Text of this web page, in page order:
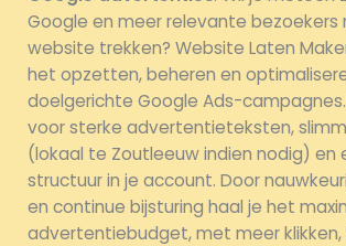
Google en meer relevante bezoekers
website trekken? Website Laten
het opzetten, beheren en
doelgerichte Google Ads-
voor sterke advertentieteksten,
(lokaal te Zoutleeuw indien nodig) en
structuur in je account. Door
en continue bijsturing haal je het
advertentiebudget, met meer